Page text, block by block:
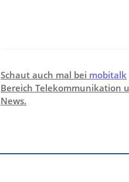
Schaut auch mal bei mobitalk
Bereich Telekommunikation
News.